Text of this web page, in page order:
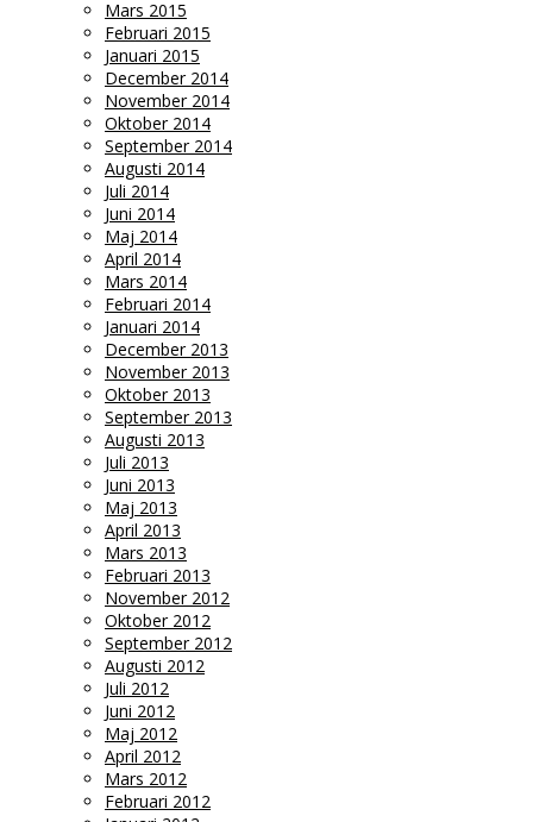
Mars 2015
Februari 2015
Januari 2015
December 2014
November 2014
Oktober 2014
September 2014
Augusti 2014
Juli 2014
Juni 2014
Maj 2014
April 2014
Mars 2014
Februari 2014
Januari 2014
December 2013
November 2013
Oktober 2013
September 2013
Augusti 2013
Juli 2013
Juni 2013
Maj 2013
April 2013
Mars 2013
Februari 2013
November 2012
Oktober 2012
September 2012
Augusti 2012
Juli 2012
Juni 2012
Maj 2012
April 2012
Mars 2012
Februari 2012